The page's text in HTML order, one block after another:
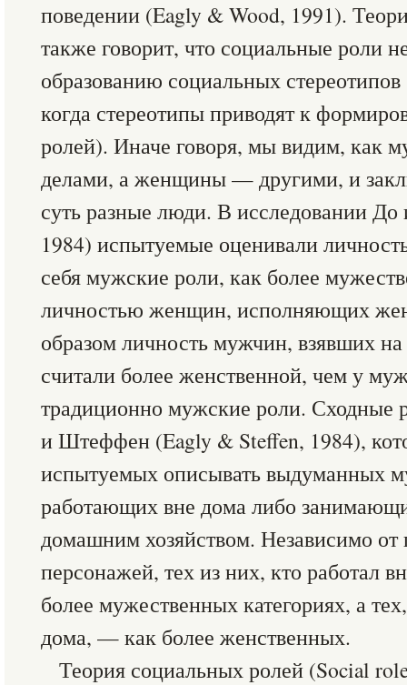
поведении (Eagly & Wood, 1991).
также говорит, что социальные роли
образованию социальных стереотипов
когда стереотипы приводят к
ролей). Иначе говоря, мы видим, как
делами, а женщины — другими, и
суть разные люди. В исследовании
1984) испытуемые оценивали
себя мужские роли, как более
личностью женщин, исполняющих
образом личность мужчин, взявших
считали более женственной, чем у
традиционно мужские роли. Сходные
и Штеффен (Eagly & Steffen, 1984),
испытуемых описывать выдуманных
работающих вне дома либо
домашним хозяйством. Независимо
персонажей, тех из них, кто работал
более мужественных категориях, а
дома, — как более женственных.
Теория социальных ролей (Social